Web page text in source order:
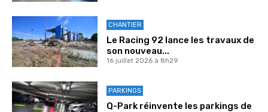
CHANTIER
Le Racing 92 lance les travaux de
son nouveau...
16 juillet 2026 à 8h29
PARKINGS
Q-Park réinvente les parkings de